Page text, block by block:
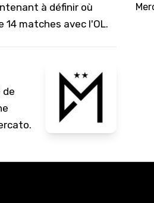
à définir où
matches avec l'OL.
de
10/